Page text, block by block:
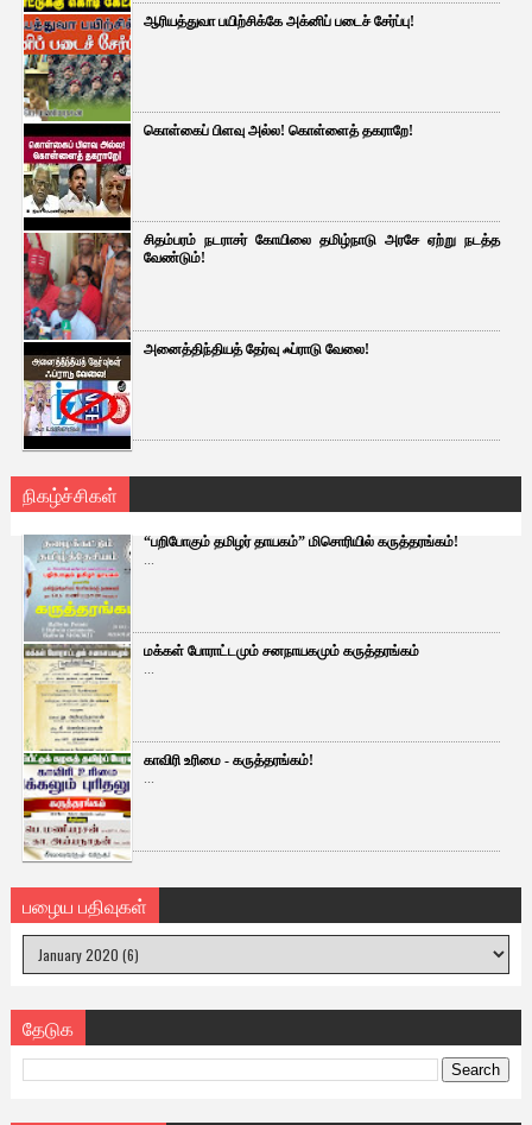
ஆரியத்துவா பயிற்சிக்கே அக்னிப் படைச் சேர்ப்பு!
கொள்கைப் பிளவு அல்ல! கொள்ளைத் தகராறே!
சிதம்பரம் நடராசர் கோயிலை தமிழ்நாடு அரசே ஏற்று நடத்த
வேண்டும்!
அனைத்திந்தியத் தேர்வு ஃப்ராடு வேலை!
நிகழ்ச்சிகள்
“பறிபோகும் தமிழர் தாயகம்” மிசொரியில் கருத்தரங்கம்!
...
மக்கள் போராட்டமும் சனநாயகமும் கருத்தரங்கம்
...
காவிரி உரிமை - கருத்தரங்கம்!
...
பழைய பதிவுகள்
தேடுக